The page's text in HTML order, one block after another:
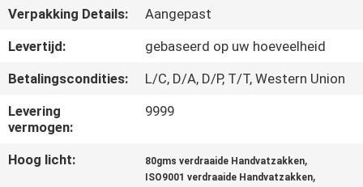
NIEUWS
SITEMAP
PRIVACY
POLICY
Verpakking Details:
Aangepast
Levertijd:
gebaseerd op uw hoeveelheid
Betalingscondities:
L/C, D/A, D/P, T/T, Western Union
Levering
vermogen:
9999
Hoog licht: 80gms verdraaide Handvatzakken,
ISO9001 verdraaide Handvatzakken,